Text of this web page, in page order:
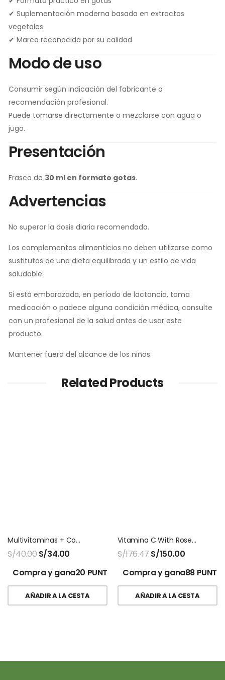
✔ Suplementación moderna basada en extractos
vegetales
✔ Marca reconocida por su calidad
Modo de uso
Consumir según indicación del fabricante o
recomendación profesional.
Puede tomarse directamente o mezclarse con agua o
jugo.
Presentación
Frasco de 30 ml en formato gotas.
Advertencias
No superar la dosis diaria recomendada.
Los complementos alimenticios no deben utilizarse como
sustitutos de una dieta equilibrada y un estilo de vida
saludable.
Si está embarazada, en período de lactancia, toma
medicación o padece alguna condición médica, consulte
con un profesional de la salud antes de usar este
producto.
Mantener fuera del alcance de los niños.
Related Products
Multivitaminas + Complejo B Sottcor 130 Gomitas
S/40.00 S/34.00
Compra y gana20 PUNTOS!
AÑADIR A LA CESTA
Vitamina C With Rose Hips 240 Capsulas Nutricost
S/176.47S/150.00
Compra y gana88
AÑADIR A LA CESTA